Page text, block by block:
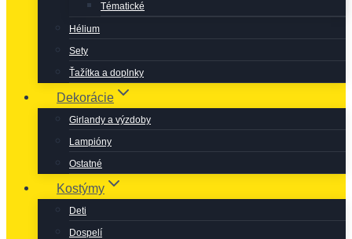
Tématické
Hélium
Sety
Ťažítka a doplnky
Dekorácie
Girlandy a výzdoby
Lampióny
Ostatné
Kostýmy
Deti
Dospelí